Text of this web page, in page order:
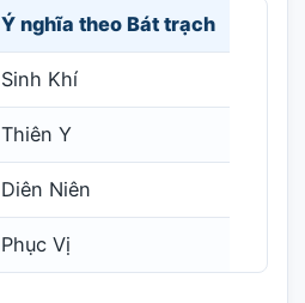
Ý nghĩa theo Bát trạch
Sinh Khí
Thiên Y
Diên Niên
Phục Vị